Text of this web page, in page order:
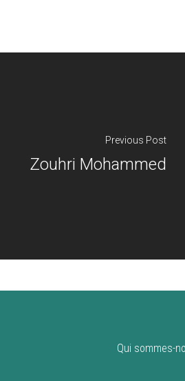
Previous Post
Zouhri Mohammed
Qui sommes-